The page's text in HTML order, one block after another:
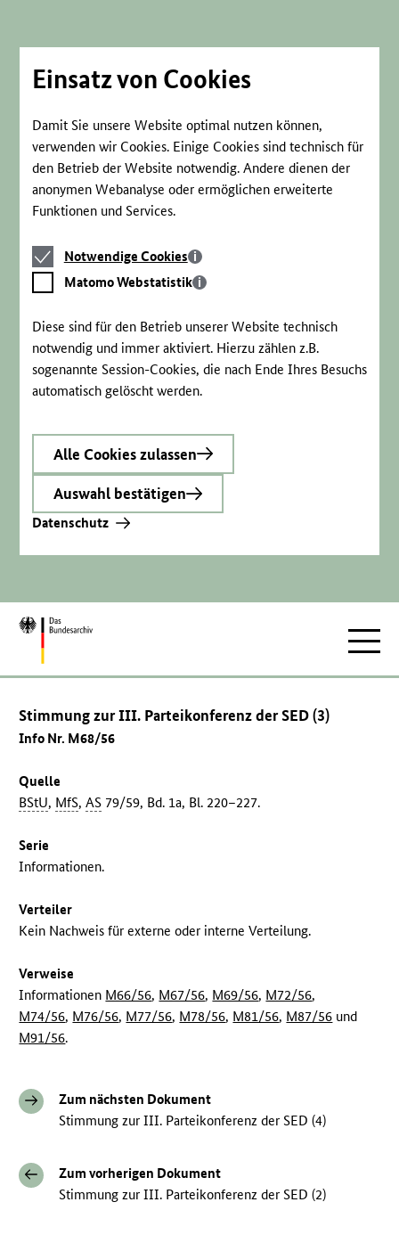
Einsatz von Cookies
Damit Sie unsere Website optimal nutzen können,
verwenden wir Cookies. Einige Cookies sind technisch für
den Betrieb der Website notwendig. Andere dienen der
anonymen Webanalyse oder ermöglichen erweiterte
Funktionen und Services.
Notwendige
Cookies
Notwendige Cookies
Matomo
Webstatistik
Matomo Webstatistik
Diese sind für den Betrieb unserer Website technisch
notwendig und immer aktiviert. Hierzu zählen z.B.
sogenannte Session-Cookies, die nach Ende Ihres Besuchs
automatisch gelöscht werden.
Alle Cookies zulassen
Auswahl bestätigen
Datenschutz
Zur
Stimmung zur III. Parteikonferenz der SED (3)
Info Nr. M68/56
Quelle
BStU, MfS,AS 79/59, Bd. 1a, Bl. 220–227.
Serie
Informationen.
Verteiler
Kein Nachweis für externe oder interne Verteilung.
Verweise
Informationen M66/56, M67/56, M69/56, M72/56,
M74/56, M76/56, M77/56, M78/56, M81/56, M87/56 und
M91/56.
Zum nächsten Dokument
Stimmung zur III. Parteikonferenz der SED (4)
Zum vorherigen Dokument
Stimmung zur III. Parteikonferenz der SED (2)